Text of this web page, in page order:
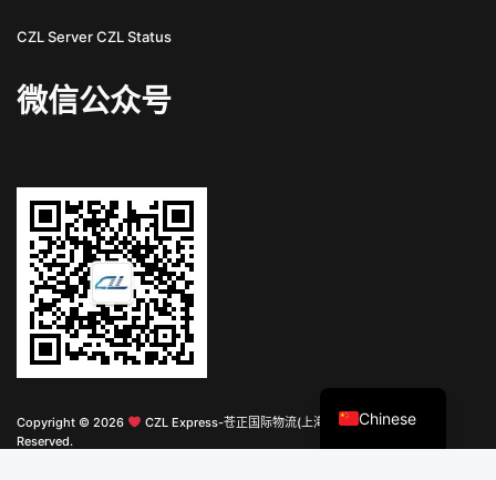
CZL ServerCZL Status
微信公众号
Copyright © 2026
CZL Express-苍正国际物流(上海)有限公司 All Rights
Reserved.
Chinese